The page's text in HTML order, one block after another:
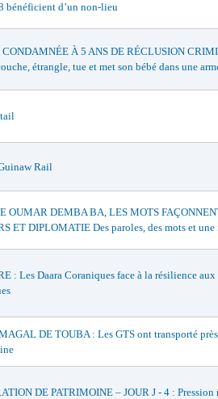
bénéficient d’un non-lieu
À 5 ANS DE RÉCLUSION
étrangle, tue et met son bébé dans une
Rail
OUMAR DEMBA BA, LES MOTS
ET DIPLOMATIE Des paroles, des mots et une
: Les Daara Coraniques face à la résilience aux
DE TOUBA : Les GTS ont transporté
DE PATRIMOINE – JOUR J - 4 : Pression